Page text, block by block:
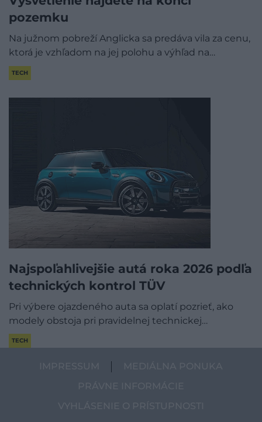
pozemku
Na južnom pobreží Anglicka sa predáva vila za cenu,
ktorá je vzhľadom na jej polohu a výhľad na…
TECH
Najspoľahlivejšie autá roka 2026 podľa
technických kontrol TÜV
Pri výbere ojazdeného auta sa oplatí pozrieť, ako
modely obstoja pri pravidelnej technickej…
TECH